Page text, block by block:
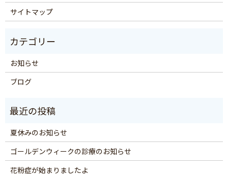
サイトマップ
お知らせ
ブログ
夏休みのお知らせ
ゴールデンウィークの診療のお知らせ
花粉症が始まりましたよ